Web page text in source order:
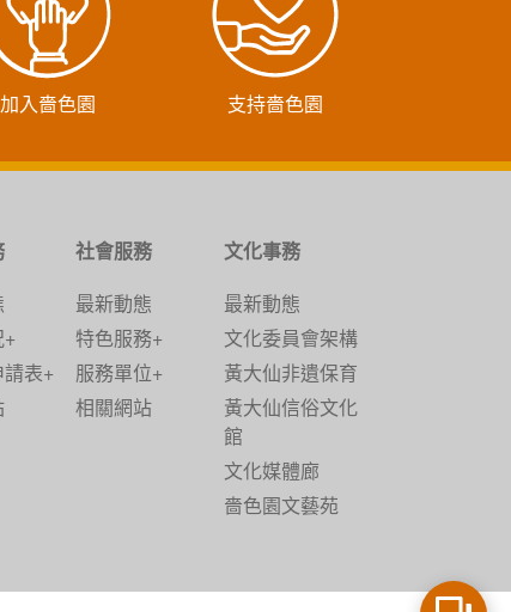
加入嗇色園 支持嗇色園
表+
社會服務
最新動態
特色服務+
服務單位+
相關網站
文化事務
最新動態
文化委員會架構
黃大仙非遺保育
黃大仙信俗文化
館
文化媒體廊
嗇色園文藝苑